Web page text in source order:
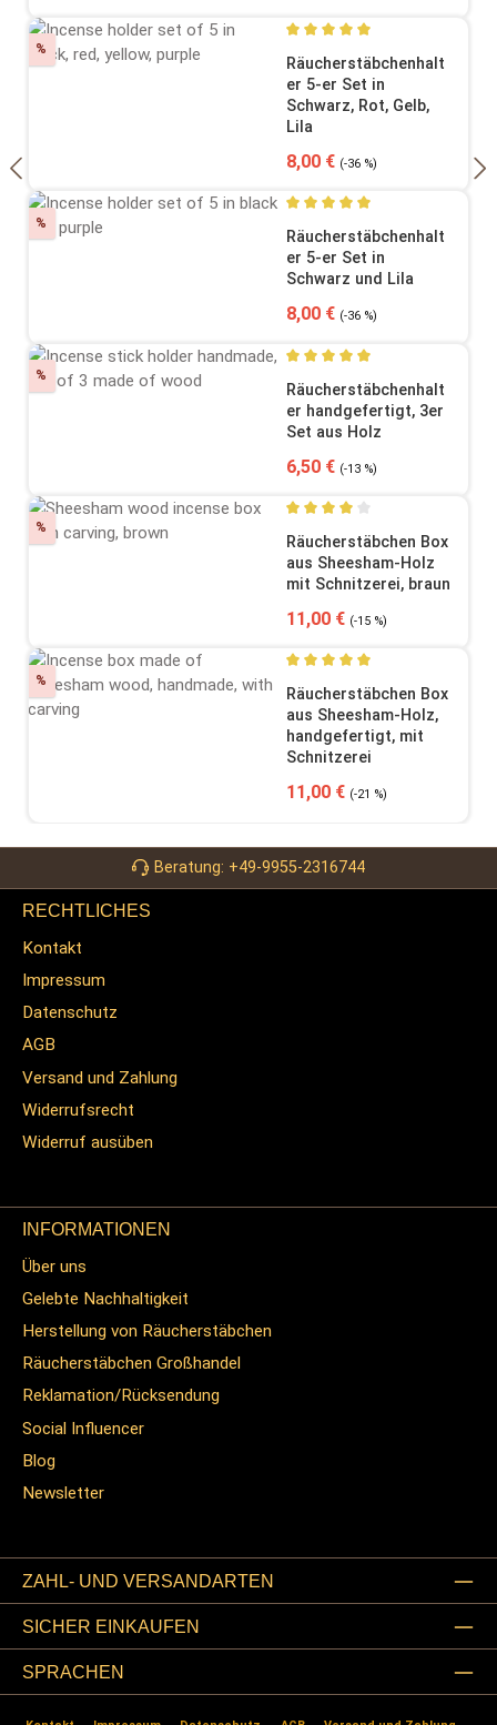
% Rabatt Durchschnittliche
Räucherstäbchenhalt
er 5-er Set in
Schwarz, Rot, Gelb,
Lila
Verkaufspreis:
8,00 € Regulärer Preis:
(-36 %)
% Rabatt Durchschnittliche
Räucherstäbchenhalt
er 5-er Set in
Schwarz und Lila
Verkaufspreis:
8,00 € Regulärer Preis:
(-36 %)
% Rabatt Durchschnittliche
Räucherstäbchenhalt
er handgefertigt, 3er
Set aus Holz
Verkaufspreis:
6,50 € Regulärer Preis:
(-13 %)
% Rabatt Durchschnittliche
Räucherstäbchen Box
aus Sheesham-Holz
mit Schnitzerei, braun
Verkaufspreis:
11,00 € Regulärer Preis:
(-15 %)
% Rabatt Durchschnittliche
Räucherstäbchen Box
aus Sheesham-Holz,
handgefertigt, mit
Schnitzerei
Verkaufspreis:
11,00 € Regulärer Preis:
(-21 %)
Beratung: +49-9955-2316744
RECHTLICHES
Kontakt
Impressum
Datenschutz
AGB
Versand und Zahlung
Widerrufsrecht
Widerruf ausüben
INFORMATIONEN
Über uns
Gelebte Nachhaltigkeit
Herstellung von Räucherstäbchen
Räucherstäbchen Großhandel
Reklamation/Rücksendung
Social Influencer
Blog
Newsletter
ZAHL- UND VERSANDARTEN
SICHER EINKAUFEN
SPRACHEN